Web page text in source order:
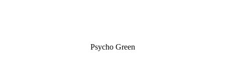
Psycho Green